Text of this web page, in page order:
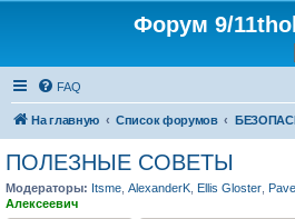
Форум 9/
FAQ
На главную Список форумов
ПОЛЕЗНЫЕ СОВЕТЫ
Модераторы: Itsme AlexanderK Ellis Gloster
Алексеевич